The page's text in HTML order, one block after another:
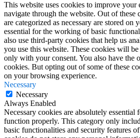
This website uses cookies to improve
navigate through the website. Out of these
are categorized as necessary are stored on
essential for the working of basic
also use third-party cookies that help us
you use this website. These cookies will
only with your consent. You also have the
cookies. But opting out of some of these
on your browsing experience.
Necessary
Necessary
Always Enabled
Necessary cookies are absolutely essential
function properly. This category only
basic functionalities and security features